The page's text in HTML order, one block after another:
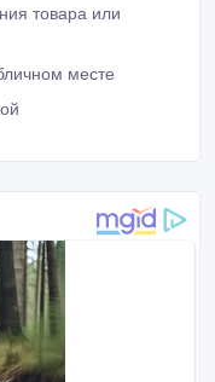
товара или
месте